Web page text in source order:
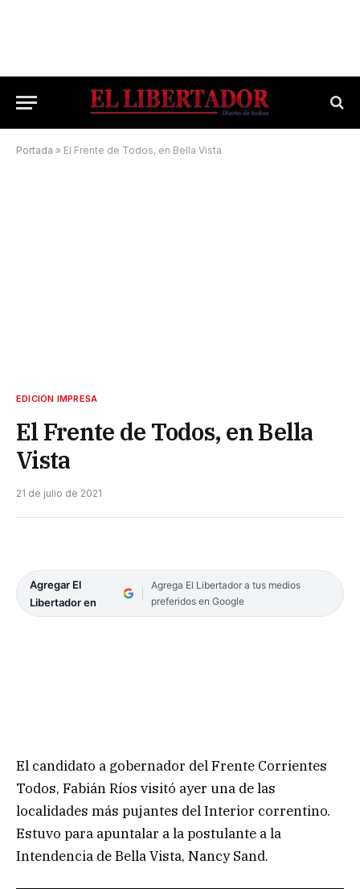
Portada » El Frente de Todos, en Bella Vista
EDICIÓN IMPRESA
El Frente de Todos, en Bella
Vista
21 de julio de 2021
Agregar El
Libertador en
Agrega El Libertador a tus medios
preferidos en Google
El candidato a gobernador del Frente Corrientes
Todos, Fabián Ríos visitó ayer una de las
localidades más pujantes del Interior correntino.
Estuvo para apuntalar a la postulante a la
Intendencia de Bella Vista, Nancy Sand.